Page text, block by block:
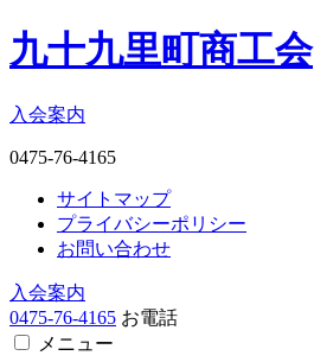
九十九里町商工会
入会案内
0475-76-4165
サイトマップ
プライバシーポリシー
お問い合わせ
入会案内
0475-76-4165 お電話
メニュー